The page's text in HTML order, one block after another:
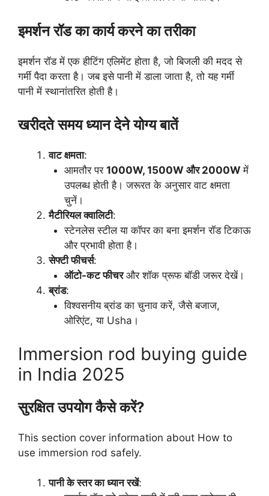
इमर्शन रॉड का कार्य करने का तरीका
इमर्शन रॉड में एक हीटिंग एलिमेंट होता है, जो बिजली की मदद से
गर्मी पैदा करता है। जब इसे पानी में डाला जाता है, तो यह गर्मी
पानी में स्थानांतरित होती है।
खरीदते समय ध्यान देने योग्य बातें
वाट क्षमता:
आमतौर पर 1000W, 1500W और 2000Wमें
उपलब्ध होती है। जरूरत के अनुसार वाट क्षमता
चुनें।
मैटीरियल क्वालिटी:
स्टेनलेस स्टील या कॉपर का बना इमर्शन रॉड टिकाऊ
और प्रभावी होता है।
सेफ्टी फीचर्स:
ऑटो-कट फीचरऔर शॉक प्रूफ बॉडी जरूर देखें।
ब्रांड:
विश्वसनीय ब्रांड का चुनाव करें, जैसे बजाज,
ओरिएंट, या Usha।
Immersion rod buying guide
in India 2025
सुरक्षित उपयोग कैसे करें?
This section cover information about How to
use immersion rod safely.
पानी के स्तर का ध्यान रखें: